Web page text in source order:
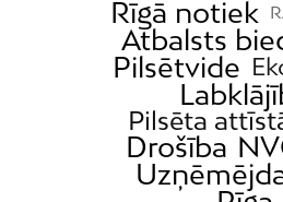
Rīgā notiek
Atbalsts
Pilsētvide
Pilsēta
Drošība